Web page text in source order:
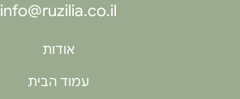
info@ruzilia.co.il
אודות
עמוד הבית